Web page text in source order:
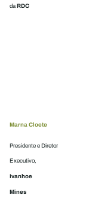
daRDC
Marna Cloete
Presidente e Diretor
Executivo,
Ivanhoe
Mines